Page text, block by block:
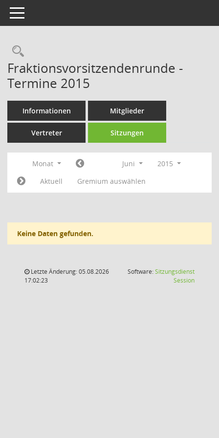
Toggle navigation
Rechercheauswahl
Fraktionsvorsitzendenrunde -
Termine 2015
Informationen Mitglieder
Vertreter Sitzungen
Monat Juni
2015
Aktuell
Gremium auswählen
Keine Daten gefunden.
Letzte Änderung: 05.08.2026
17:02:23
Software:Sitzungsdienst
Session(Wird in